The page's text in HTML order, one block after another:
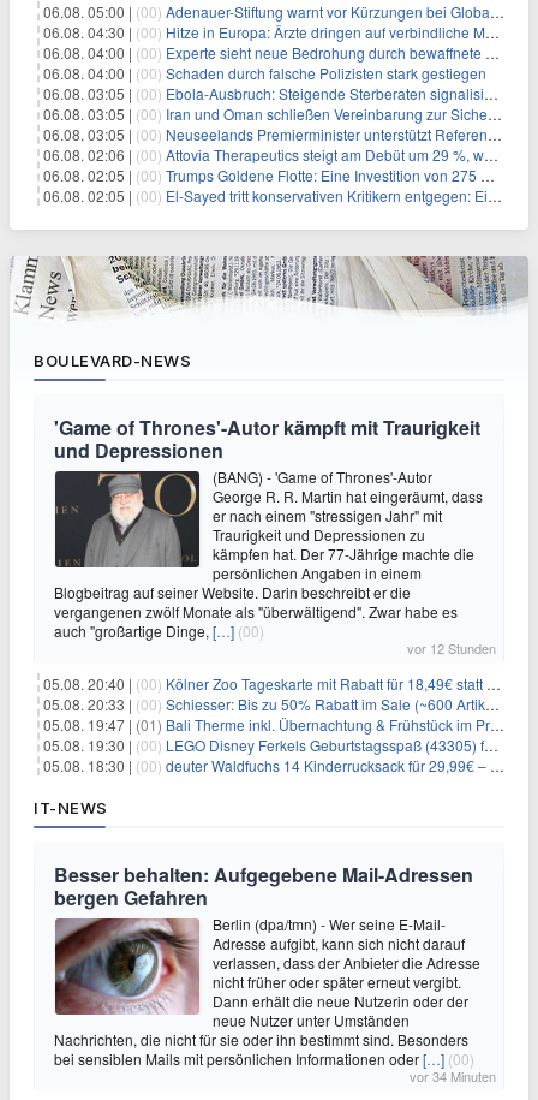
06.08. 05:00 | (00) Adenauer-Stiftung warnt vor Kürzungen bei Globaler Gesundheit
06.08. 04:30 | (00) Hitze in Europa: Ärzte dringen auf verbindliche Maßnahmen
06.08. 04:00 | (00) Experte sieht neue Bedrohung durch bewaffnete Drohnen
06.08. 04:00 | (00) Schaden durch falsche Polizisten stark gestiegen
06.08. 03:05 | (00) Ebola-Ausbruch: Steigende Sterberaten signalisieren dringenden Bedarf an verbesserter Gesundheitsinfrastruktur
06.08. 03:05 | (00) Iran und Oman schließen Vereinbarung zur Sicherung des Schiffsverkehrs durch die Straße von Hormuz
06.08. 03:05 | (00) Neuseelands Premierminister unterstützt Referendum über das Wahlsystem: Ein Schritt in Richtung verbesserter demokratischer Beteiligung
06.08. 02:06 | (00) Attovia Therapeutics steigt am Debüt um 29 %, was starkes Investorenvertrauen in biotechnologische Innovation signalisiert
06.08. 02:05 | (00) Trumps Goldene Flotte: Eine Investition von 275 Milliarden Dollar in militärische Macht
06.08. 02:05 | (00) El-Sayed tritt konservativen Kritikern entgegen: Ein Blick auf die wirtschaftliche Landschaft
BOULEVARD-NEWS
'Game of Thrones'-Autor kämpft mit Traurigkeit
und Depressionen
(BANG) - 'Game of Thrones'-Autor
George R. R. Martin hat eingeräumt, dass
er nach einem "stressigen Jahr" mit
Traurigkeit und Depressionen zu
kämpfen hat. Der 77-Jährige machte die
persönlichen Angaben in einem
Blogbeitrag auf seiner Website. Darin beschreibt er die
vergangenen zwölf Monate als "überwältigend". Zwar habe es
auch "großartige Dinge, […] (00)
vor 12 Stunden
05.08. 20:40 | (00) Kölner Zoo Tageskarte mit Rabatt für 18,49€ statt 29,50€ – einlösbar bis Dezember
05.08. 20:33 | (00) Schiesser: Bis zu 50% Rabatt im Sale (~600 Artikel zur Auswahl)
05.08. 19:47 | (01) Bali Therme inkl. Übernachtung & Frühstück im Premium Hotel (Bad Oeynhausen) ab 89€ p.P.
05.08. 19:30 | (00) LEGO Disney Ferkels Geburtstagsspaß (43305) für 29,10€
05.08. 18:30 | (00) deuter Waldfuchs 14 Kinderrucksack für 29,99€ – Amber-maple
IT-NEWS
Besser behalten: Aufgegebene Mail-Adressen
bergen Gefahren
Berlin (dpa/tmn) - Wer seine E-Mail-
Adresse aufgibt, kann sich nicht darauf
verlassen, dass der Anbieter die Adresse
nicht früher oder später erneut vergibt.
Dann erhält die neue Nutzerin oder der
neue Nutzer unter Umständen
Nachrichten, die nicht für sie oder ihn bestimmt sind. Besonders
bei sensiblen Mails mit persönlichen Informationen oder[…] (00)
vor 34 Minuten